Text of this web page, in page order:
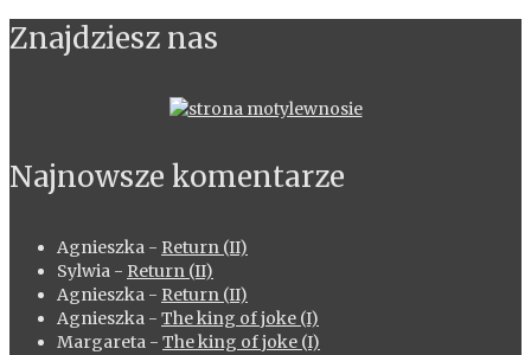
Znajdziesz nas
Najnowsze komentarze
Agnieszka - Return (II)
Sylwia - Return (II)
Agnieszka - Return (II)
Agnieszka - The king of joke (I)
Margareta - The king of joke (I)